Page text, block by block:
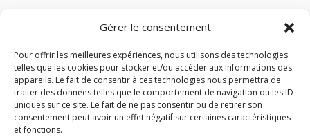
Gérer le consentement
Pour offrir les meilleures expériences, nous utilisons des technologies
telles que les cookies pour stocker et/ou accéder aux informations des
appareils. Le fait de consentir à ces technologies nous permettra de
traiter des données telles que le comportement de navigation ou les ID
uniques sur ce site. Le fait de ne pas consentir ou de retirer son
consentement peut avoir un effet négatif sur certaines caractéristiques
et fonctions.